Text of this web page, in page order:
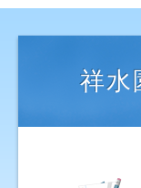
祥水